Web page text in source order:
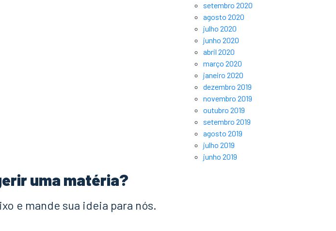
setembro 2020
agosto 2020
julho 2020
junho 2020
abril 2020
março 2020
janeiro 2020
dezembro 2019
novembro 2019
outubro 2019
setembro 2019
agosto 2019
julho 2019
junho 2019
uma matéria?
e mande sua ideia para nós.